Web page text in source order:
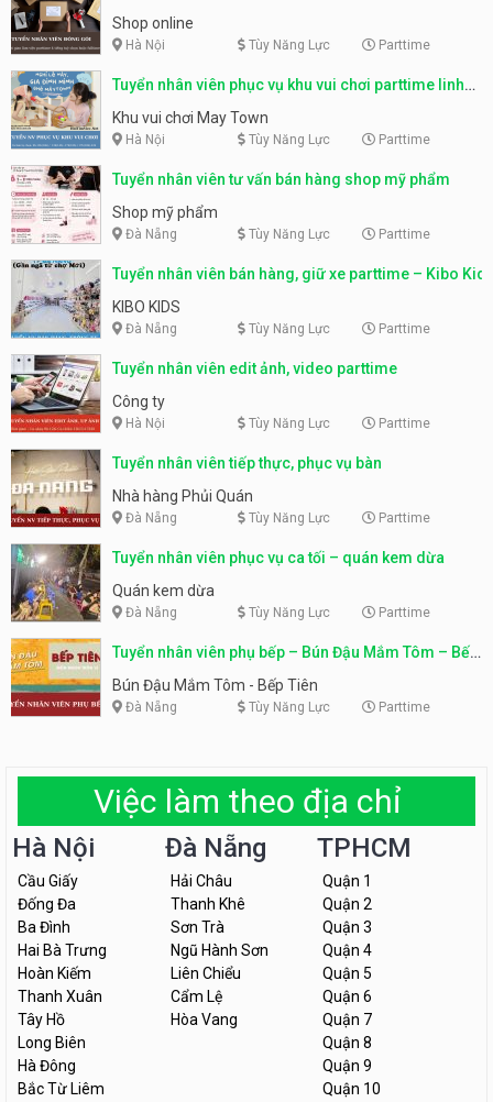
Shop online
Hà Nội Tùy Năng Lực Parttime
Tuyển nhân viên phục vụ khu vui chơi parttime linh
động
Khu vui chơi May Town
Hà Nội Tùy Năng Lực Parttime
Tuyển nhân viên tư vấn bán hàng shop mỹ phẩm
Shop mỹ phẩm
Đà Nẵng Tùy Năng Lực Parttime
Tuyển nhân viên bán hàng, giữ xe parttime – Kibo Kid
KIBO KIDS
Đà Nẵng Tùy Năng Lực Parttime
Tuyển nhân viên edit ảnh, video parttime
Công ty
Hà Nội Tùy Năng Lực Parttime
Tuyển nhân viên tiếp thực, phục vụ bàn
Nhà hàng Phủi Quán
Đà Nẵng Tùy Năng Lực Parttime
Tuyển nhân viên phục vụ ca tối – quán kem dừa
Quán kem dừa
Đà Nẵng Tùy Năng Lực Parttime
Tuyển nhân viên phụ bếp – Bún Đậu Mắm Tôm – Bếp
Tiên
Bún Đậu Mắm Tôm - Bếp Tiên
Đà Nẵng Tùy Năng Lực Parttime
Việc làm theo địa chỉ
Hà Nội
Cầu Giấy
Đống Đa
Ba Đình
Hai Bà Trưng
Hoàn Kiếm
Thanh Xuân
Tây Hồ
Long Biên
Hà Đông
Bắc Từ Liêm
Đà Nẵng
Hải Châu
Thanh Khê
Sơn Trà
Ngũ Hành Sơn
Liên Chiểu
Cẩm Lệ
Hòa Vang
TPHCM
Quận 1
Quận 2
Quận 3
Quận 4
Quận 5
Quận 6
Quận 7
Quận 8
Quận 9
Quận 10